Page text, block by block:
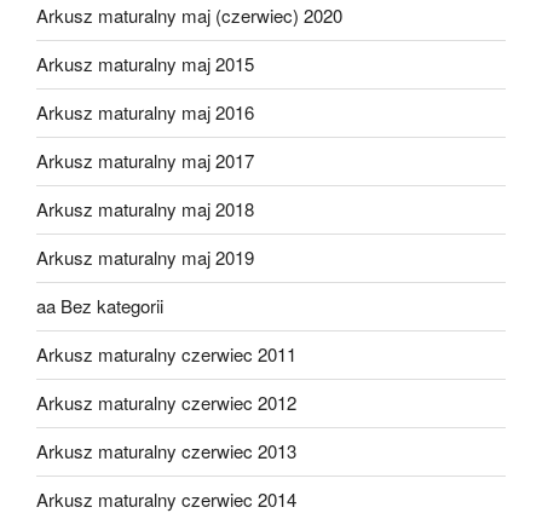
Arkusz maturalny maj (czerwiec) 2020
Arkusz maturalny maj 2015
Arkusz maturalny maj 2016
Arkusz maturalny maj 2017
Arkusz maturalny maj 2018
Arkusz maturalny maj 2019
aa Bez kategorii
Arkusz maturalny czerwiec 2011
Arkusz maturalny czerwiec 2012
Arkusz maturalny czerwiec 2013
Arkusz maturalny czerwiec 2014